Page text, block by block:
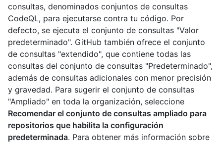
consultas, denominados conjuntos de consultas
CodeQL, para ejecutarse contra tu código. Por
defecto, se ejecuta el conjunto de consultas "Valor
predeterminado". GitHub también ofrece el conjunto
de consultas "extendido", que contiene todas las
consultas del conjunto de consultas "Predeterminado",
además de consultas adicionales con menor precisión
y gravedad. Para sugerir el conjunto de consultas
"Ampliado" en toda la organización, seleccione
Recomendar el conjunto de consultas ampliado para
repositorios que habilita la configuración
predeterminada. Para obtener más información sobre